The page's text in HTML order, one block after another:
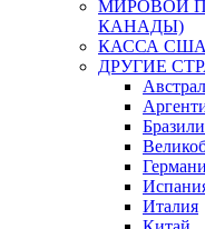
МИРОВОЙ
КАНАДЫ)
КАССА США
ДРУГИЕ
Италия